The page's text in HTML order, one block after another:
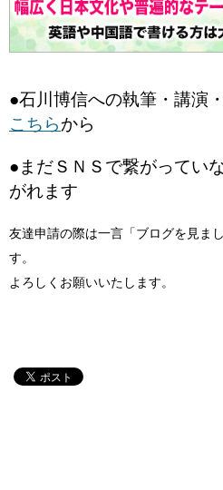
●石川博信への執筆・講演
こちらから
●まだＳＮＳで繋がってい
がれます
友達申請の際は一言「ブログを見ま
す。
よろしくお願いいたします。